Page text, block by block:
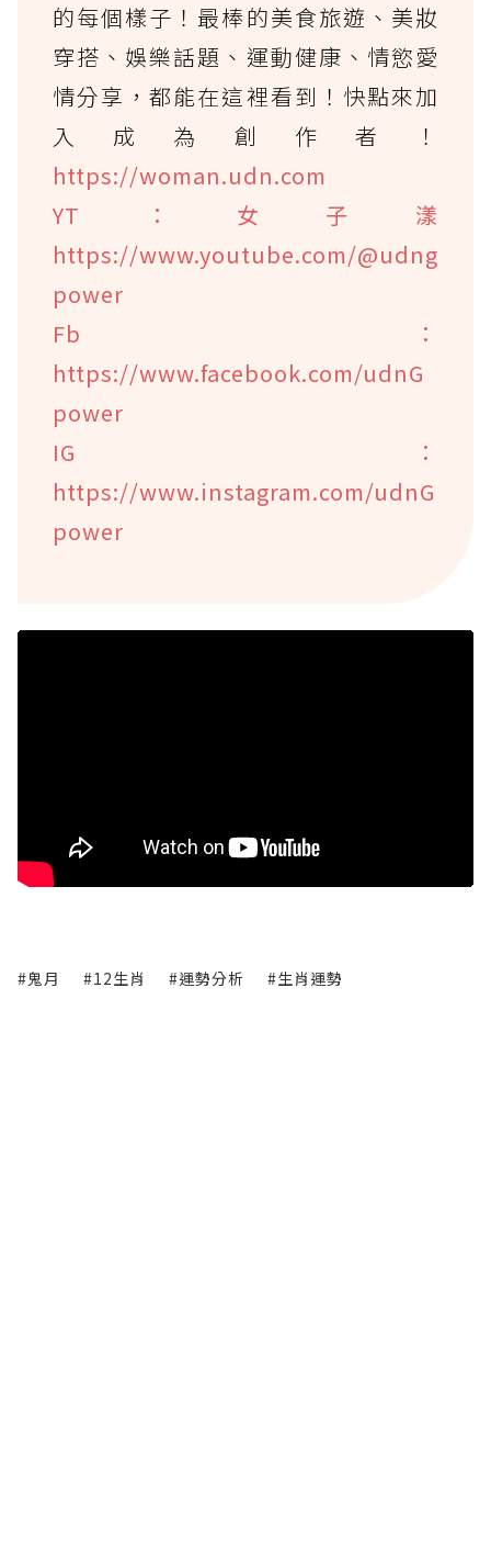
的每個樣子！最棒的美食旅遊、美妝
穿搭、娛樂話題、運動健康、情慾愛
情分享，都能在這裡看到！快點來加
入成為創作者！
https://woman.udn.com
YT：女子漾
https://www.youtube.com/@udng
power
Fb：
https://www.facebook.com/udnG
power
IG：
https://www.instagram.com/udnG
power
#鬼月 #12生肖 #運勢分析 #生肖運勢